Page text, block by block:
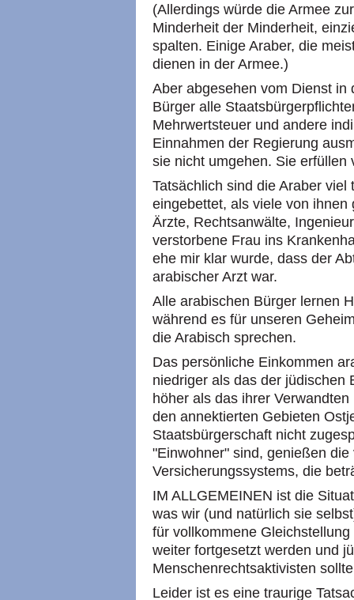
(Allerdings würde die Armee
Minderheit der Minderheit,
spalten. Einige Araber, die
dienen in der Armee.)
Aber abgesehen vom Dienst in
Bürger alle
Mehrwertsteuer und andere
Einnahmen der Regierung
sie nicht umgehen. Sie erfüllen
Tatsächlich sind die Araber
eingebettet, als viele von
Ärzte, Rechtsanwälte,
verstorbene Frau ins
ehe mir klar wurde, dass der
arabischer Arzt war.
Alle arabischen Bürger lernen
während es für unseren
die Arabisch sprechen.
Das persönliche Einkommen
niedriger als das der jüdischen
höher als das ihrer
den annektierten Gebieten
Staatsbürgerschaft nicht
"Einwohner" sind, genießen
Versicherungssystems, die
IM ALLGEMEINEN ist die
was wir (und natürlich sie
für vollkommene
weiter fortgesetzt werden und
Menschenrechtsaktivisten
Leider ist es eine traurige